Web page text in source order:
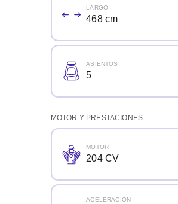
LARGO
468 cm
ASIENTOS
5
MOTOR Y PRESTACIONES
MOTOR
204 CV
ACELERACIÓN